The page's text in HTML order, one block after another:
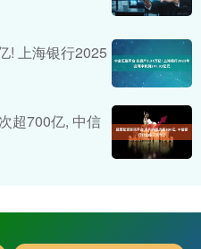
! 上海银行2025
超700亿, 中信